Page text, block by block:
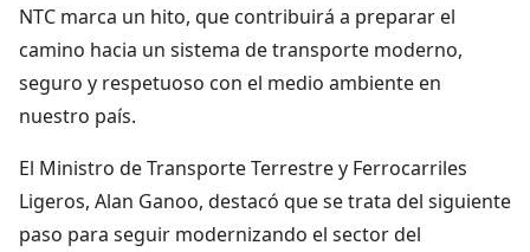
NTC marca un hito, que contribuirá a preparar el
camino hacia un sistema de transporte moderno,
seguro y respetuoso con el medio ambiente en
nuestro país.
El Ministro de Transporte Terrestre y Ferrocarriles
Ligeros, Alan Ganoo, destacó que se trata del siguiente
paso para seguir modernizando el sector del